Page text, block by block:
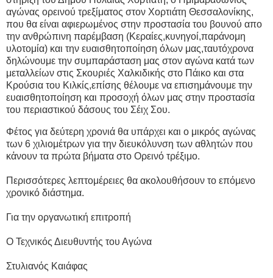
αγώνας ορεινού τρεξίματος στον Χορτιάτη Θεσσαλονίκης,
που θα είναι αφιερωμένος στην προστασία του βουνού απο
την ανθρώπινη παρέμβαση (Κεραίες,κυνηγοί,παράνομη
υλοτομία) και την ευαισθητοποίηση όλων μας,ταυτόχρονα
δηλώνουμε την συμπαράσταση μας στον αγώνα κατά των
μεταλλείων στις Σκουριές Χαλκιδικής στο Πάικο και στα
Κρούσια του Κιλκίς,επίσης θέλουμε να επισημάνουμε την
ευαισθητοποίηση και προσοχή όλων μας στην προστασία
του περιαστικού δάσους του Σέιχ Σου.
Φέτος για δεύτερη χρονιά θα υπάρχει και ο μικρός αγώνας
των 6 χιλιομέτρων για την διευκόλυνση των αθλητών που
κἀνουν τα πρώτα βήματα στο Ορεινό τρέξιμο.
Περισσότερες λεπτομέρειες θα ακολουθήσουν το επόμενο
χρονικό διάστημα.
Για την οργανωτική επιτροπή
Ο Τεχνικός Διευθυντής του Αγώνα
Στυλιανός Καιάφας